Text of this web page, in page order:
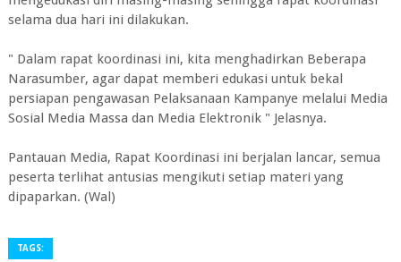
selama dua hari ini dilakukan.
" Dalam rapat koordinasi ini, kita menghadirkan Beberapa
Narasumber, agar dapat memberi edukasi untuk bekal
persiapan pengawasan Pelaksanaan Kampanye melalui Media
Sosial Media Massa dan Media Elektronik " Jelasnya.
Pantauan Media, Rapat Koordinasi ini berjalan lancar, semua
peserta terlihat antusias mengikuti setiap materi yang
dipaparkan. (Wal)
TAGS: